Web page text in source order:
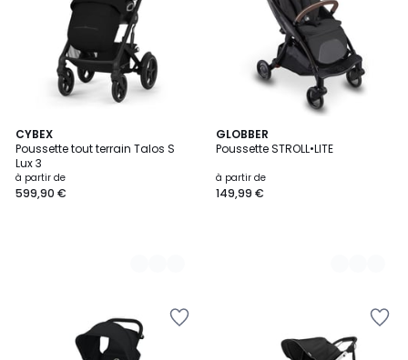
CYBEX
Poussette tout terrain Talos S
Lux 3
à partir de
599,90 €
4
Couleurs
GLOBBER
Poussette STROLL•LITE
à partir de
149,99 €
4
Couleurs